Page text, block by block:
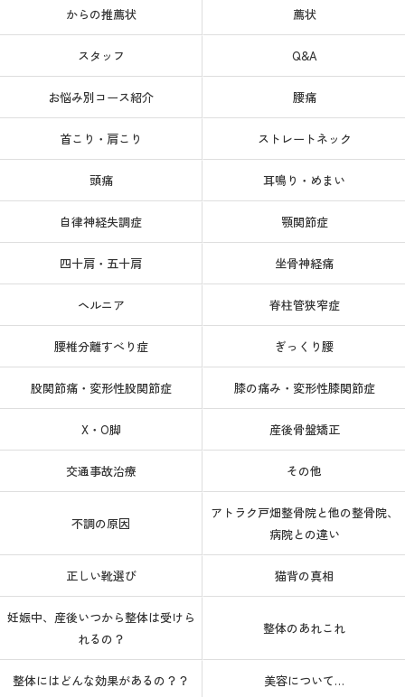
からの推薦状
薦状
スタッフ Q&A
お悩み別コース紹介 腰痛
首こり・肩こり ストレートネック
頭痛 耳鳴り・めまい
自律神経失調症 顎関節症
四十肩・五十肩 坐骨神経痛
ヘルニア 脊柱管狭窄症
腰椎分離すべり症 ぎっくり腰
股関節痛・変形性股関節症 膝の痛み・変形性膝関節症
X・O脚 産後骨盤矯正
交通事故治療 その他
不調の原因
アトラク戸畑整骨院と他の整骨院、
病院との違い
正しい靴選び 猫背の真相
妊娠中、産後いつから整体は受けら
れるの？
整体のあれこれ
整体にはどんな効果があるの？？ 美容について…